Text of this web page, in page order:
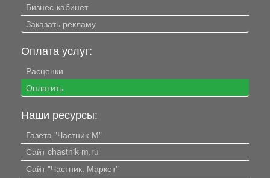
Бизнес-кабинет
Заказать рекламу
Оплата услуг:
Расценки
Оплатить
Наши ресурсы:
Газета "Частник-М"
Сайт chastnik-m.ru
Сайт "Частник. Маркет"